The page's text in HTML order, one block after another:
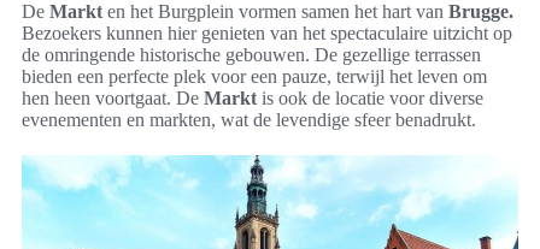
De Markt en het Burgplein vormen samen het hart van Brugge.
Bezoekers kunnen hier genieten van het spectaculaire uitzicht op
de omringende historische gebouwen. De gezellige terrassen
bieden een perfecte plek voor een pauze, terwijl het leven om
hen heen voortgaat. De Markt is ook de locatie voor diverse
evenementen en markten, wat de levendige sfeer benadrukt.